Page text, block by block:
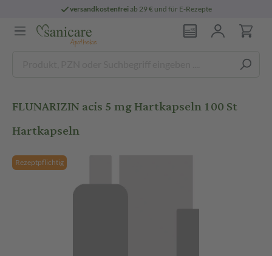
versandkostenfreiab 29 € und für E-Rezepte
FLUNARIZIN acis 5 mg Hartkapseln 100 St
Hartkapseln
Rezeptpflichtig